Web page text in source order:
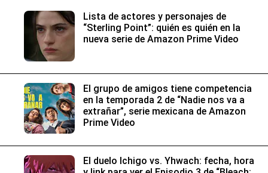
Lista de actores y personajes de
“Sterling Point”: quién es quién en la
nueva serie de Amazon Prime Video
El grupo de amigos tiene competencia
en la temporada 2 de “Nadie nos va a
extrañar”, serie mexicana de Amazon
Prime Video
El duelo Ichigo vs. Yhwach: fecha, hora